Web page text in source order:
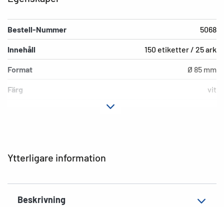
Ytterligare information
Beskrivning
Bestell-Nummer 5068
Innehåll 150 etiketter / 25 ark
Format Ø 85 mm
Färg vit